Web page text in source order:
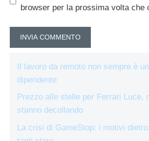
browser per la prossima volta che
Il lavoro da remoto non sempre è
dipendente
Prezzo alle stelle per Ferrari Luce,
stanno decollando
La crisi di GameStop: i motivi